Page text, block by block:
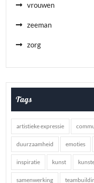
vrouwen
zeeman
zorg
Tags
artistieke expressie
duurzaamheid emoties
inspiratie kunst
samenwerking